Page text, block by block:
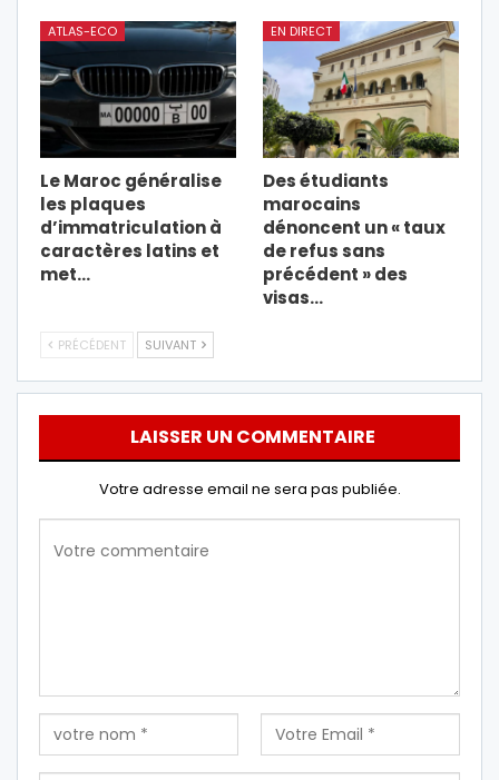
ATLAS-ECO
Le Maroc généralise
les plaques
d’immatriculation à
caractères latins et
met…
EN DIRECT
Des étudiants
marocains
dénoncent un « taux
de refus sans
précédent » des
visas…
PRÉCÉDENT SUIVANT
LAISSER UN COMMENTAIRE
Votre adresse email ne sera pas publiée.